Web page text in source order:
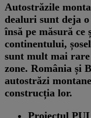
Autostrăzile
dealuri sunt deja
însă pe măsură ce
continentului,
sunt mult mai rare
zone. România și
autostrăzi
construcția lor.
Proiectul